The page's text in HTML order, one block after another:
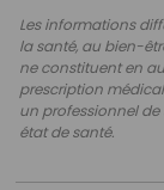
Les informations
la santé, au bien-
ne constituent en
prescription
un professionnel
état de santé.